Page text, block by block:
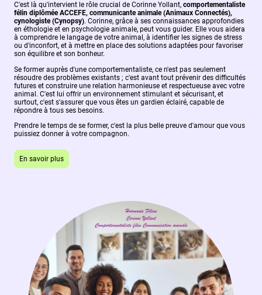
C'est là qu'intervient le rôle crucial de Corinne Yollant, comportementaliste
félin diplômée ACCEFE, communicante animale (Animaux Connectés),
cynologiste (Cynopsy). Corinne, grâce à ses connaissances approfondies
en éthologie et en psychologie animale, peut vous guider. Elle vous aidera
à comprendre le langage de votre animal, à identifier les signes de stress
ou d'inconfort, et à mettre en place des solutions adaptées pour favoriser
son équilibre et son bonheur.
Se former auprès d'une comportementaliste, ce n'est pas seulement
résoudre des problèmes existants ; c'est avant tout prévenir des difficultés
futures et construire une relation harmonieuse et respectueuse avec votre
animal. C'est lui offrir un environnement stimulant et sécurisant, et
surtout, c'est s'assurer que vous êtes un gardien éclairé, capable de
répondre à tous ses besoins.
Prendre le temps de se former, c'est la plus belle preuve d'amour que vous
puissiez donner à votre compagnon.
En savoir plus